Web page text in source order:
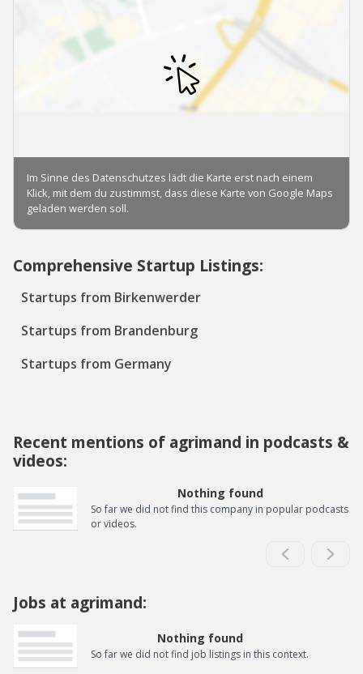
Comprehensive Startup Listings:
Startups from Birkenwerder
Startups from Brandenburg
Startups from Germany
Recent mentions of agrimand in podcasts &
videos:
Nothing found
So far we did not find this company in popular podcasts
or videos.
Jobs at agrimand:
Nothing found
So far we did not find job listings in this context.